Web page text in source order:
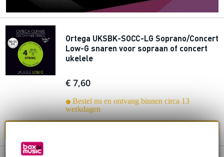
Ortega UKSBK-SOCC-LG Soprano/Concert
Low-G snaren voor sopraan of concert
ukelele
€ 7,60
Bestel nu en ontvang binnen circa 13
werkdagen